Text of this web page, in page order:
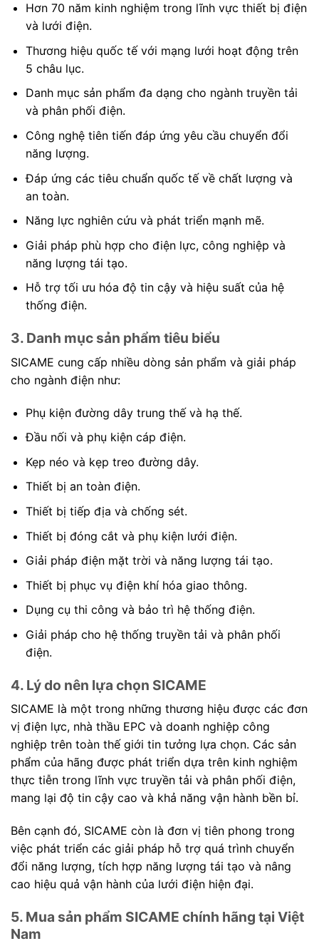
Hơn 70 năm kinh nghiệm trong lĩnh vực thiết bị điện
và lưới điện.
Thương hiệu quốc tế với mạng lưới hoạt động trên
5 châu lục.
Danh mục sản phẩm đa dạng cho ngành truyền tải
và phân phối điện.
Công nghệ tiên tiến đáp ứng yêu cầu chuyển đổi
năng lượng.
Đáp ứng các tiêu chuẩn quốc tế về chất lượng và
an toàn.
Năng lực nghiên cứu và phát triển mạnh mẽ.
Giải pháp phù hợp cho điện lực, công nghiệp và
năng lượng tái tạo.
Hỗ trợ tối ưu hóa độ tin cậy và hiệu suất của hệ
thống điện.
3. Danh mục sản phẩm tiêu biểu
SICAME cung cấp nhiều dòng sản phẩm và giải pháp
cho ngành điện như:
Phụ kiện đường dây trung thế và hạ thế.
Đầu nối và phụ kiện cáp điện.
Kẹp néo và kẹp treo đường dây.
Thiết bị an toàn điện.
Thiết bị tiếp địa và chống sét.
Thiết bị đóng cắt và phụ kiện lưới điện.
Giải pháp điện mặt trời và năng lượng tái tạo.
Thiết bị phục vụ điện khí hóa giao thông.
Dụng cụ thi công và bảo trì hệ thống điện.
Giải pháp cho hệ thống truyền tải và phân phối
điện.
4. Lý do nên lựa chọn SICAME
SICAME là một trong những thương hiệu được các đơn
vị điện lực, nhà thầu EPC và doanh nghiệp công
nghiệp trên toàn thế giới tin tưởng lựa chọn. Các sản
phẩm của hãng được phát triển dựa trên kinh nghiệm
thực tiễn trong lĩnh vực truyền tải và phân phối điện,
mang lại độ tin cậy cao và khả năng vận hành bền bỉ.
Bên cạnh đó, SICAME còn là đơn vị tiên phong trong
việc phát triển các giải pháp hỗ trợ quá trình chuyển
đổi năng lượng, tích hợp năng lượng tái tạo và nâng
cao hiệu quả vận hành của lưới điện hiện đại.
5. Mua sản phẩm SICAME chính hãng tại Việt
Nam